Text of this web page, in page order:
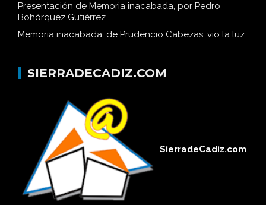
Presentación de Memoria inacabada, por Pedro
Bohórquez Gutiérrez
Memoria inacabada, de Prudencio Cabezas, vio la luz
SIERRADECADIZ.COM
SierradeCadiz.com